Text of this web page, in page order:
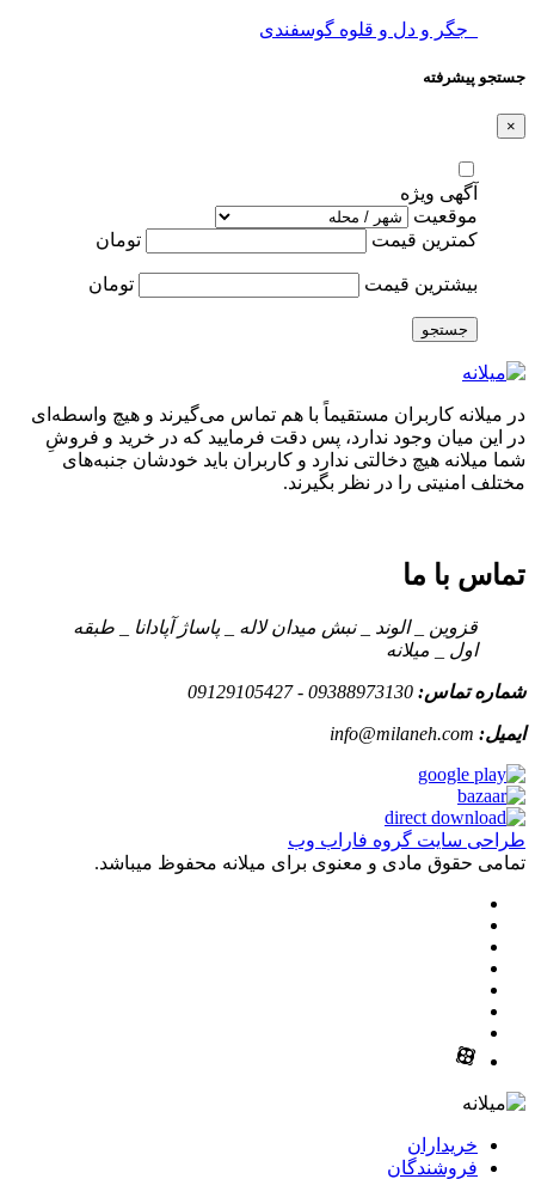
_جگر و دل و قلوه گوسفندی
جستجو پیشرفته
×
آگهی ویژه
موقعیت
کمترین قیمت
تومان
بیشترین قیمت تومان
جستجو
در میلانه کاربران مستقیماً با هم تماس می‌گیرند و هیچ واسطه‌ای
در این میان وجود ندارد، پس دقت فرمایید که در خرید و فروشِ
شما میلانه هیچ دخالتی ندارد و کاربران باید خودشان جنبه‌های
مختلف امنیتی را در نظر بگیرند.
تماس با ما
قزوین _ الوند _ نبش میدان لاله _ پاساژ آپادانا _ طبقه
اول _ میلانه
شماره تماس: 09388973130 - 09129105427
ایمیل: info@milaneh.com
طراحی سایت گروه فاراب وب
تمامی حقوق مادی و معنوی برای میلانه محفوظ میباشد.
خریداران
فروشندگان